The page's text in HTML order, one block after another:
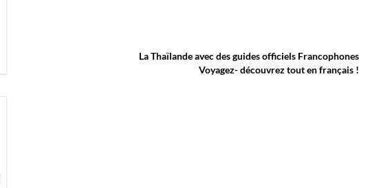
La Thaïlande avec des guides officiels Francophones
Voyagez- découvrez tout en français !